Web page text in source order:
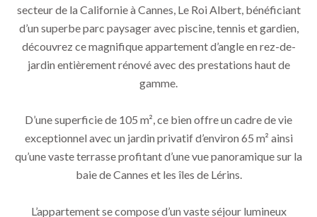
secteur de la Californie à Cannes, Le Roi Albert, bénéficiant
d’un superbe parc paysager avec piscine, tennis et gardien,
découvrez ce magnifique appartement d’angle en rez-de-
jardin entièrement rénové avec des prestations haut de
gamme.
D’une superficie de 105 m², ce bien offre un cadre de vie
exceptionnel avec un jardin privatif d’environ 65 m² ainsi
qu’une vaste terrasse profitant d’une vue panoramique sur la
baie de Cannes et les îles de Lérins.
L’appartement se compose d’un vaste séjour lumineux